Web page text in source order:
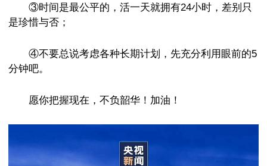
③时间是最公平的，活一天就拥有24小时，差别只
是珍惜与否；
④不要总说考虑各种长期计划，先充分利用眼前的5
分钟吧。
愿你把握现在，不负韶华！加油！